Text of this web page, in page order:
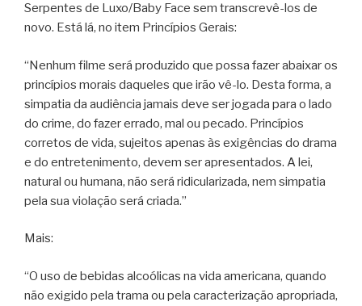
Serpentes de Luxo/Baby Face sem transcrevê-los de
novo. Está lá, no item Princípios Gerais:
“Nenhum filme será produzido que possa fazer abaixar os
princípios morais daqueles que irão vê-lo. Desta forma, a
simpatia da audiência jamais deve ser jogada para o lado
do crime, do fazer errado, mal ou pecado. Princípios
corretos de vida, sujeitos apenas às exigências do drama
e do entretenimento, devem ser apresentados. A lei,
natural ou humana, não será ridicularizada, nem simpatia
pela sua violação será criada.”
Mais:
“O uso de bebidas alcoólicas na vida americana, quando
não exigido pela trama ou pela caracterização apropriada,